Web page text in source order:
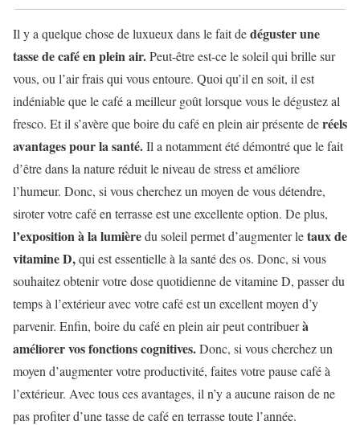
Il y a quelque chose de luxueux dans le fait dedéguster une
tasse de café en plein air.Peut-être est-ce le soleil qui brille sur
vous, ou l’air frais qui vous entoure. Quoi qu’il en soit, il est
indéniable que le café a meilleur goût lorsque vous le dégustez al
fresco. Et il s’avère que boire du café en plein air présente deréels
avantages pour la santé.Il a notamment été démontré que le fait
d’être dans la nature réduit le niveau de stress et améliore
l’humeur. Donc, si vous cherchez un moyen de vous détendre,
siroter votre café en terrasse est une excellente option. De plus,
l’exposition à la lumièredu soleil permet d’augmenter letaux de
vitamine D,qui est essentielle à la santé des os. Donc, si vous
souhaitez obtenir votre dose quotidienne de vitamine D, passer du
temps à l’extérieur avec votre café est un excellent moyen d’y
parvenir. Enfin, boire du café en plein air peut contribuerà
améliorer vos fonctions cognitives.Donc, si vous cherchez un
moyen d’augmenter votre productivité, faites votre pause café à
l’extérieur. Avec tous ces avantages, il n’y a aucune raison de ne
pas profiter d’une tasse de café en terrasse toute l’année.